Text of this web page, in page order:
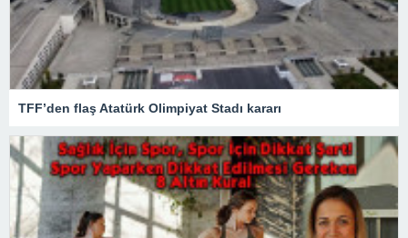
TFF’den flaş Atatürk Olimpiyat Stadı kararı